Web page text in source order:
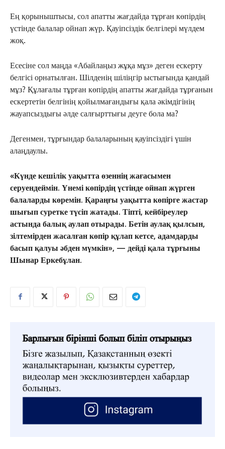
Ең қорыныштысы, сол апатты жағдайда тұрған көпірдің
үстінде балалар ойнап жүр. Қауіпсіздік белгілері мүлдем
жоқ.
Есесіне сол маңда «Абайлаңыз жұқа мұз» деген ескерту
белгісі орнатылған. Шілденің шіліңгір ыстығында қандай
мұз? Құлағалы тұрған көпірдің апатты жағдайда тұрғанын
ескертетін белгінің қойылмағандығы қала әкімдігінің
жауапсыздығы әлде салғырттығы деуге бола ма?
Дегенмен, тұрғындар балаларының қауіпсіздігі үшін
алаңдаулы.
«Күнде кешілік уақытта өзеннің жағасымен
серуендеймін. Үнемі көпірдің үстінде ойнап жүрген
балаларды көремін. Қараңғы уақытта көпірге жастар
шығып суретке түсіп жатады. Тіпті, кейбіреулер
астында балық аулап отырады. Бетін аулақ қылсын,
зілтемірден жасалған көпір құлап кетсе, адамдарды
басып қалуы әбден мүмкін», — дейді қала тұрғыны
Шынар Еркебұлан.